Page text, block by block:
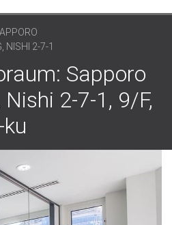
NISHI 2-7-1
Sapporo
2-7-1, 9/F,